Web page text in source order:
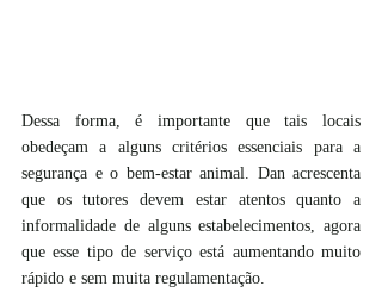
Dessa forma, é importante que tais locais
obedeçam a alguns critérios essenciais para a
segurança e o bem-estar animal. Dan acrescenta
que os tutores devem estar atentos quanto a
informalidade de alguns estabelecimentos, agora
que esse tipo de serviço está aumentando muito
rápido e sem muita regulamentação.